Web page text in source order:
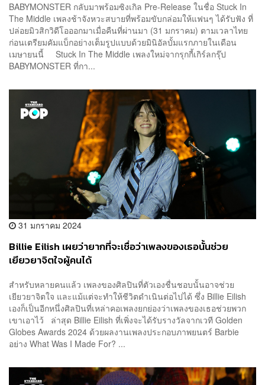
BABYMONSTER กลับมาพร้อมซิงเกิล Pre-Release ในชื่อ Stuck In
The Middle เพลงช้าจังหวะสบายที่พร้อมขับกล่อมให้แฟนๆ ได้รับฟัง ที่
ปล่อยมิวสิกวิดีโอออกมาเมื่อคืนที่ผ่านมา (31 มกราคม) ตามเวลาไทย
ก่อนเตรียมคัมแบ็กอย่างเต็มรูปแบบด้วยมินิอัลบั้มแรกภายในเดือน
เมษายนนี้ Stuck In The Middle เพลงใหม่จากรุกกี้เกิร์ลกรุ๊ป
BABYMONSTER ที่กา...
31 มกราคม 2024
Billie Eilish เผยว่ายากที่จะเชื่อว่าเพลงของเธอนั้นช่วย
เยียวยาจิตใจผู้คนได้
สำหรับหลายคนแล้ว เพลงของศิลปินที่ตัวเองชื่นชอบนั้นอาจช่วย
เยียวยาจิตใจ และแม้แต่จะทำให้ชีวิตดำเนินต่อไปได้ ซึ่ง Billie Eilish
เองก็เป็นอีกหนึ่งศิลปินที่เหล่าคอเพลงยกย่องว่าเพลงของเธอช่วยพวก
เขาเอาไว้ ล่าสุด Billie Eilish ที่เพิ่งจะได้รับรางวัลจากเวที Golden
Globes Awards 2024 ด้วยผลงานเพลงประกอบภาพยนตร์ Barbie
อย่าง What Was I Made For? ...